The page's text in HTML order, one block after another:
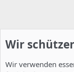
Wir
Wir verwenden